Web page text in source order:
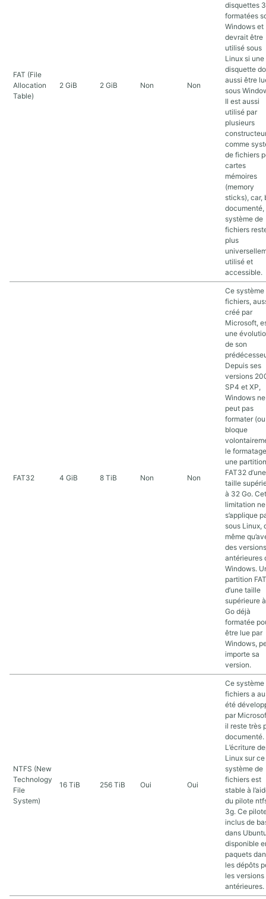
FAT (File
Allocation
Table)
2 GiB 2 GiB Non Non
disquettes
formatées
Windows et
devrait être
utilisé sous
Linux si une
disquette
aussi être
sous
Il est aussi
utilisé par
plusieurs
comme
de fichiers
cartes
mémoires
(memory
sticks), car,
documenté,
système de
fichiers
plus
utilisé et
accessible.
FAT32 4 GiB 8 TiB Non Non
Ce système
fichiers,
créé par
Microsoft,
une
de son
Depuis ses
versions
SP4 et XP,
Windows ne
peut pas
formater (ou
bloque
le
une
FAT32 d’une
taille
à 32 Go.
limitation ne
s’applique
sous Linux,
même
des versions
antérieures
Windows.
partition
d’une taille
supérieure
Go déjà
formatée
être lue par
Windows,
importe sa
version.
NTFS (New
Technology
File
System)
16 TiB 256 TiB Oui Oui
Ce système
fichiers a
été
par
il reste très
documenté.
L’écriture
Linux sur ce
système de
fichiers est
stable à
du pilote
3g. Ce
inclus de
dans
disponible
paquets
les dépôts
les versions
antérieures.